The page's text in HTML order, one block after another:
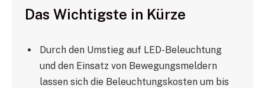
Das Wichtigste in Kürze
Durch den Umstieg auf LED-Beleuchtung
und den Einsatz von Bewegungsmeldern
lassen sich die Beleuchtungskosten um bis